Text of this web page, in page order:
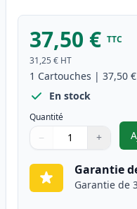
37,50 € TTC
31,25 € HT
1 Cartouches | 37,50 €
En stock
Quantité
Quantité
Utilisez les boutons
− +
Quantité
Garantie
Garantie de